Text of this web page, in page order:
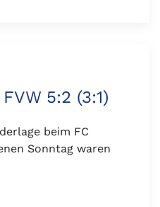
5:2 (3:1)
beim FC
Sonntag waren